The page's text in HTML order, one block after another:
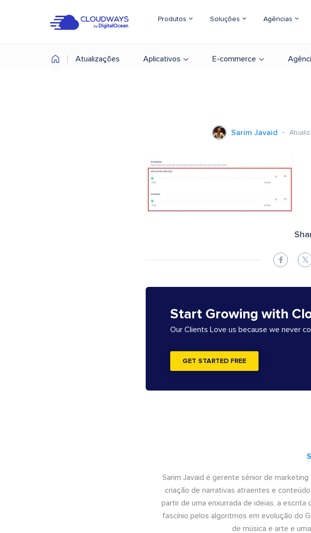
Produtos Soluções Agências
Atualizações Aplicativos E-commerce
Sarim Javaid
Start Growing with
Our Clients Love us because we never
GET STARTED FREE
Sarim Javaid é gerente sênior de
criação de narrativas atraentes e
partir de uma enxurrada de ideias, a escrita
fascínio pelos algoritmos em evolução do
de música e arte e